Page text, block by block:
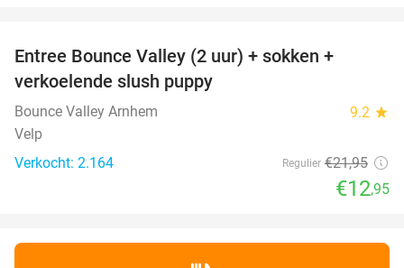
Entree Bounce Valley (2 uur) + sokken +
verkoelende slush puppy
Bounce Valley Arnhem 9.2 star
Velp
Verkocht: 2.164
Regulier €21,95
€12,95